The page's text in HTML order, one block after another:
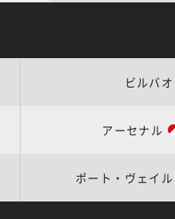
ビルバオ
アーセナル
ポート・ヴェイル